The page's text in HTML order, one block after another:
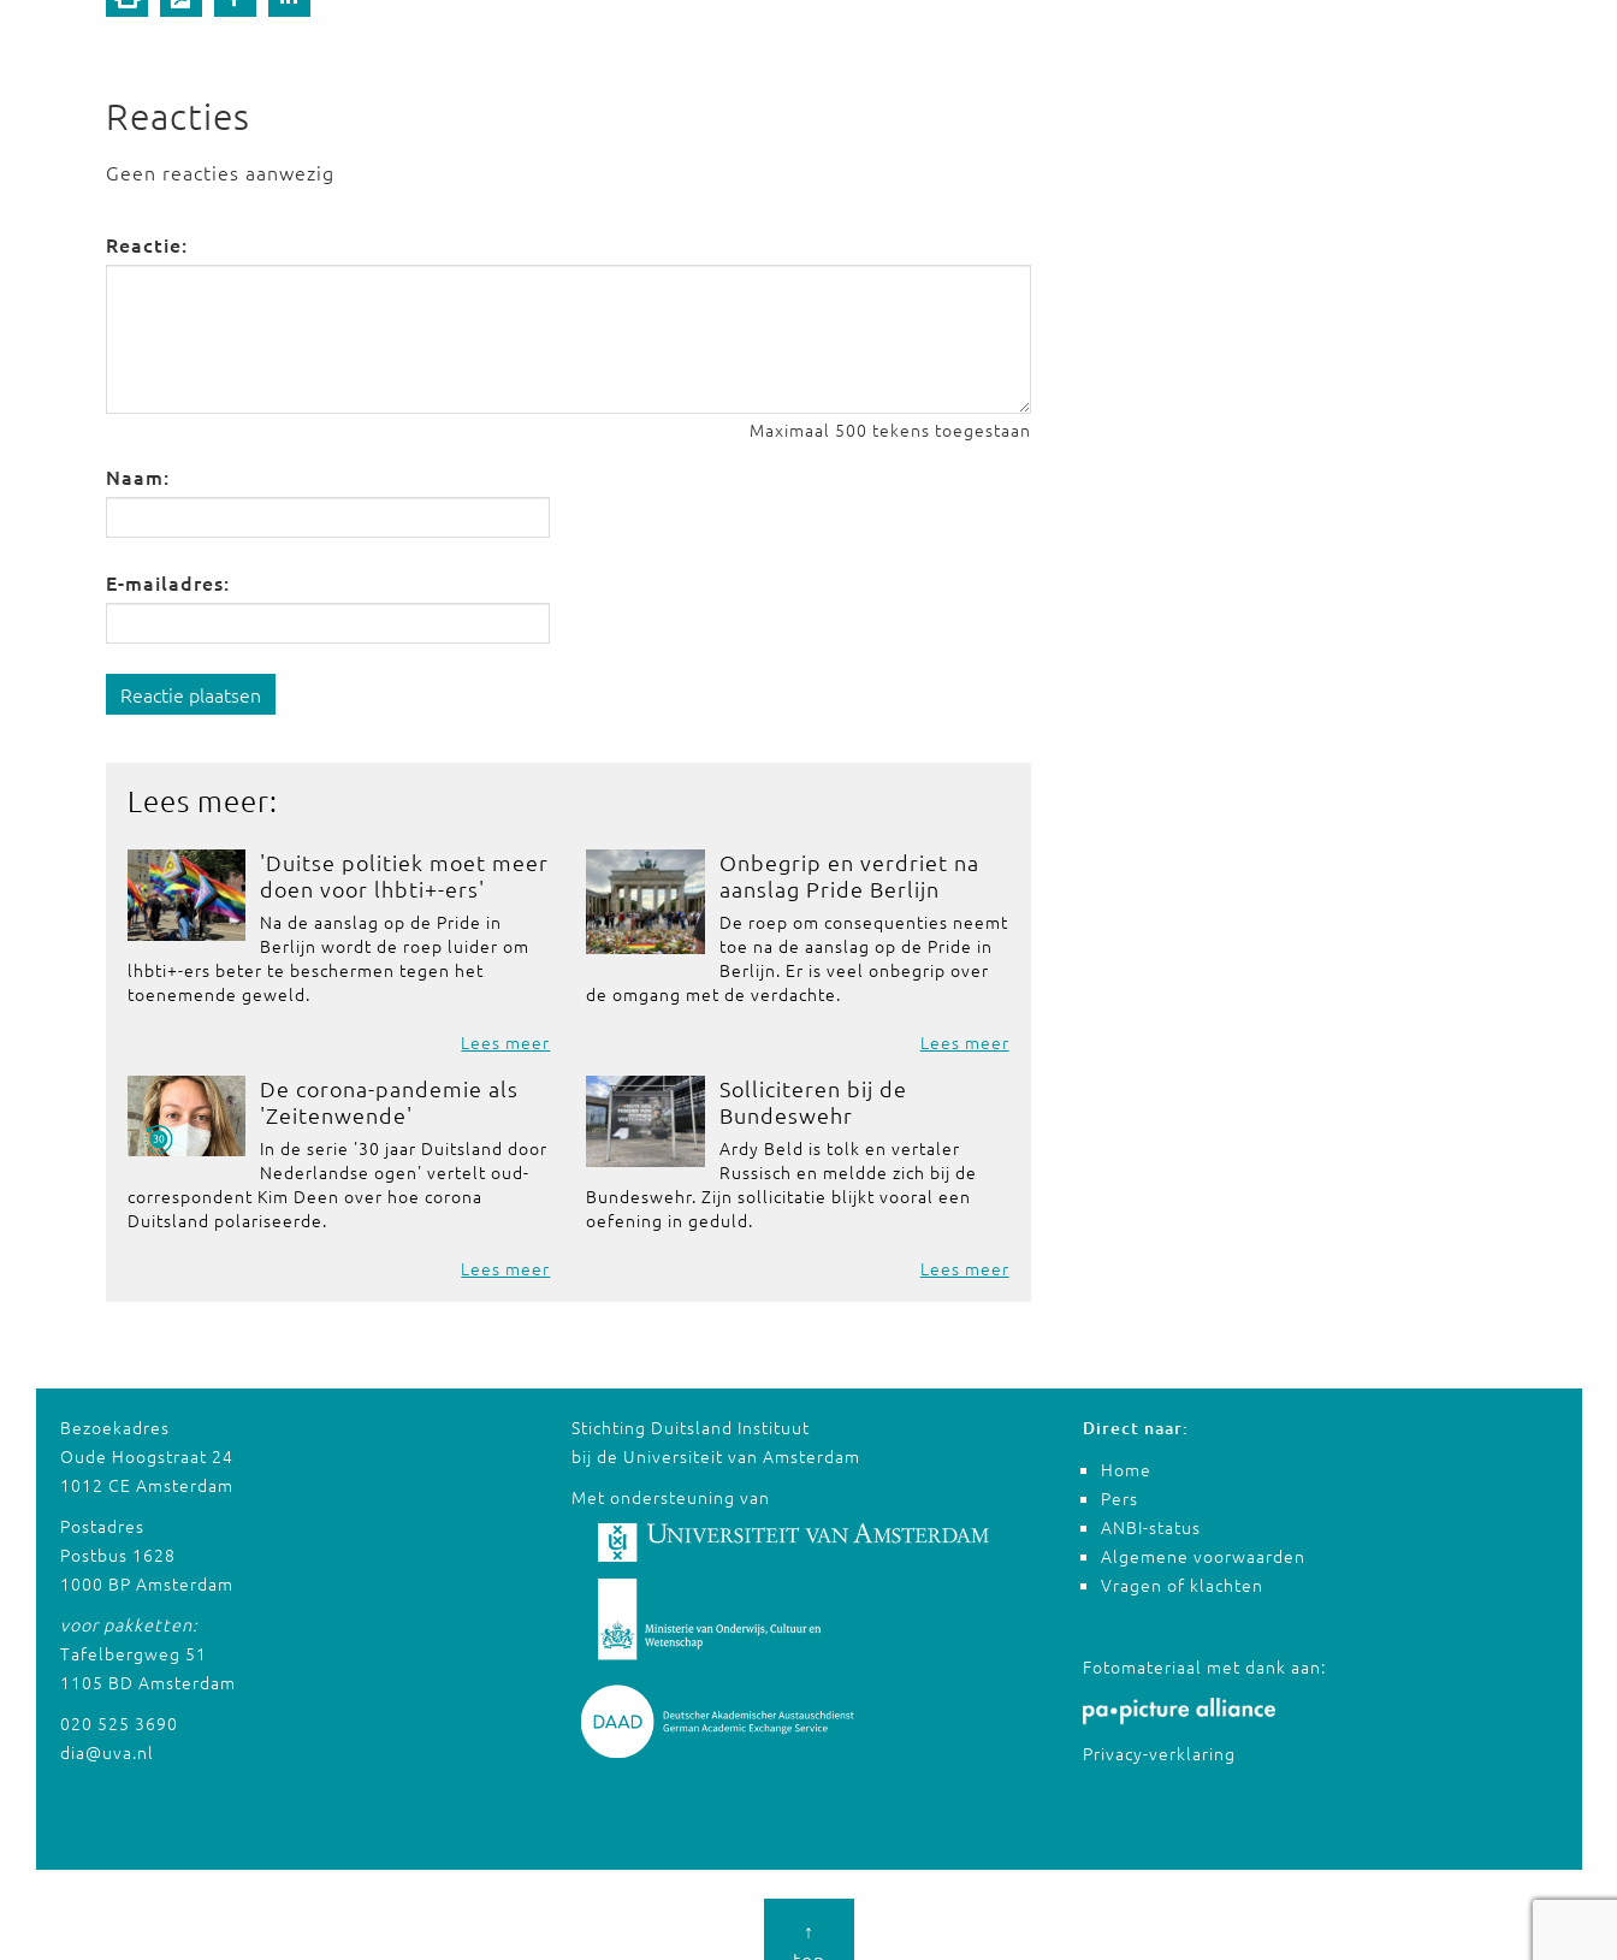
Reacties
Geen reacties aanwezig
Reactie:
Maximaal 500 tekens toegestaan
Naam:
E-mailadres:
Reactie plaatsen
Lees meer:
'Duitse politiek moet meer
doen voor lhbti+-ers'
Na de aanslag op de Pride in
Berlijn wordt de roep luider om
lhbti+-ers beter te beschermen tegen het
toenemende geweld.
Lees meer
Onbegrip en verdriet na
aanslag Pride Berlijn
De roep om consequenties neemt
toe na de aanslag op de Pride in
Berlijn. Er is veel onbegrip over
de omgang met de verdachte.
Lees meer
De corona-pandemie als
'Zeitenwende'
In de serie '30 jaar Duitsland door
Nederlandse ogen' vertelt oud-
correspondent Kim Deen over hoe corona
Duitsland polariseerde.
Lees meer
Solliciteren bij de
Bundeswehr
Ardy Beld is tolk en vertaler
Russisch en meldde zich bij de
Bundeswehr. Zijn sollicitatie blijkt vooral een
oefening in geduld.
Lees meer
Bezoekadres
Oude Hoogstraat 24
1012 CE Amsterdam
Postadres
Postbus 1628
1000 BP Amsterdam
voor pakketten:
Tafelbergweg 51
1105 BD Amsterdam
020 525 3690
dia@uva.nl
Stichting Duitsland Instituut
bij de Universiteit van Amsterdam
Met ondersteuning van
Direct naar:
Home
Pers
ANBI-status
Algemene voorwaarden
Vragen of klachten
Fotomateriaal met dank aan:
Privacy-verklaring
↑